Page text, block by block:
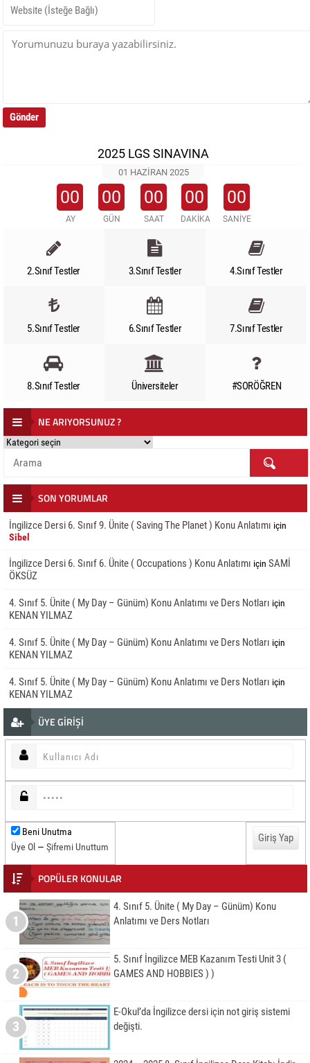
2025 LGS SINAVINA
01 HAZIRAN 2025
00
AY
00
GÜN
00
SAAT
00
DAKİKA
00
SANİYE
2.Sınıf Testler 3.Sınıf Testler 4.Sınıf Testler
5.Sınıf Testler 6.Sınıf Testler 7.Sınıf Testler
8.Sınıf Testler Üniversiteler #SORÖĞREN
NE ARIYORSUNUZ ?
NE
ARIYORSUNUZ
SON YORUMLAR
İngilizce Dersi 6. Sınıf 9. Ünite ( Saving The Planet ) Konu Anlatımı için
Sibel
İngilizce Dersi 6. Sınıf 6. Ünite ( Occupations ) Konu Anlatımı içinSAMİ
ÖKSÜZ
4. Sınıf 5. Ünite ( My Day – Günüm) Konu Anlatımı ve Ders Notları için
KENAN YILMAZ
4. Sınıf 5. Ünite ( My Day – Günüm) Konu Anlatımı ve Ders Notları için
KENAN YILMAZ
4. Sınıf 5. Ünite ( My Day – Günüm) Konu Anlatımı ve Ders Notları için
KENAN YILMAZ
ÜYE GİRİŞİ
Beni Unutma
Üye Ol —Şifremi Unuttum
POPÜLER KONULAR
1
4. Sınıf 5. Ünite ( My Day – Günüm) Konu
Anlatımı ve Ders Notları
2
5. Sınıf İngilizce MEB Kazanım Testi Unit 3 (
GAMES AND HOBBIES ) )
3
E-Okul’da İngilizce dersi için not giriş sistemi
değişti.